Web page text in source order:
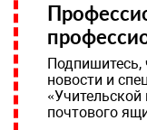
Подпишитесь,
новости и
почтового